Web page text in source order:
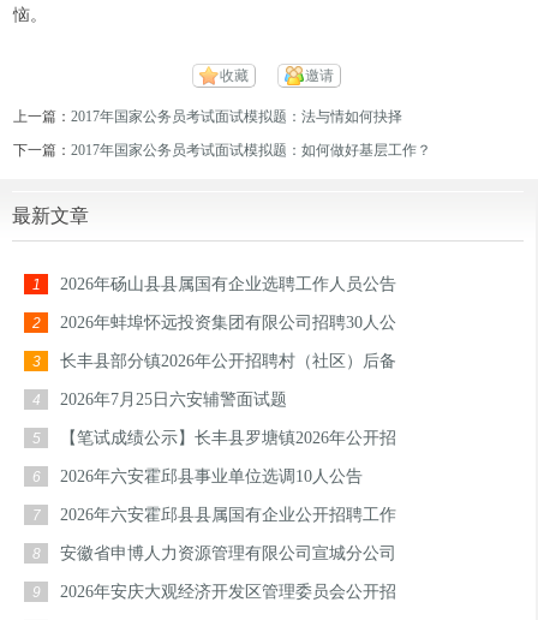
恼。
收藏 邀请
上一篇：2017年国家公务员考试面试模拟题：法与情如何抉择
下一篇：2017年国家公务员考试面试模拟题：如何做好基层工作？
最新文章
1 2026年砀山县县属国有企业选聘工作人员公告
2 2026年蚌埠怀远投资集团有限公司招聘30人公
3 长丰县部分镇2026年公开招聘村（社区）后备
4 2026年7月25日六安辅警面试题
5 【笔试成绩公示】长丰县罗塘镇2026年公开招
6 2026年六安霍邱县事业单位选调10人公告
7 2026年六安霍邱县县属国有企业公开招聘工作
8 安徽省申博人力资源管理有限公司宣城分公司
9 2026年安庆大观经济开发区管理委员会公开招